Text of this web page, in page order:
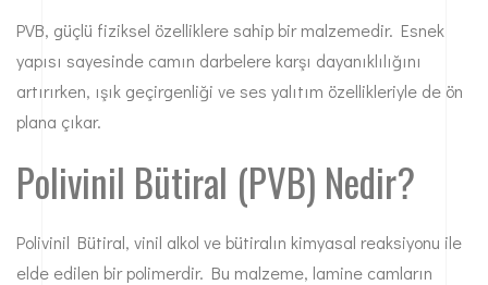
PVB, güçlü fiziksel özelliklere sahip bir malzemedir. Esnek
yapısı sayesinde camın darbelere karşı dayanıklılığını
artırırken, ışık geçirgenliği ve ses yalıtım özellikleriyle de ön
plana çıkar.
Polivinil Bütiral (PVB) Nedir?
Polivinil Bütiral, vinil alkol ve bütiralın kimyasal reaksiyonu ile
elde edilen bir polimerdir. Bu malzeme, lamine camların